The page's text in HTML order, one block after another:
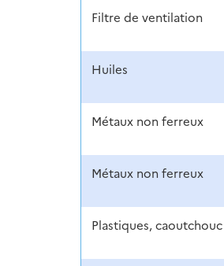
Filtre de ventilation
Huiles
Métaux non ferreux
Métaux non ferreux
Plastiques, caoutchouc